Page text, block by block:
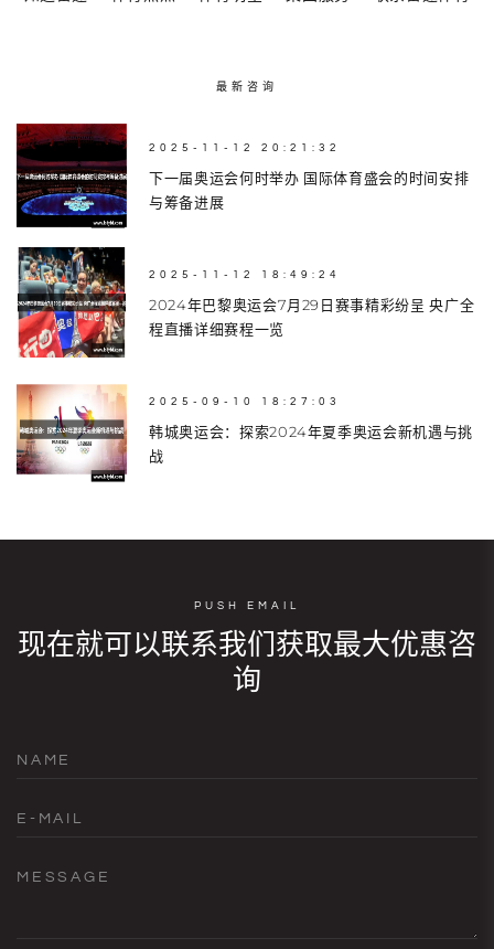
最新咨询
2025-11-12 20:21:32
下一届奥运会何时举办 国际体育盛会的时间安排
与筹备进展
2025-11-12 18:49:24
2024年巴黎奥运会7月29日赛事精彩纷呈 央广全
程直播详细赛程一览
2025-09-10 18:27:03
韩城奥运会：探索2024年夏季奥运会新机遇与挑
战
PUSH EMAIL
现在就可以联系我们获取最大优惠咨
询
NAME
E-MAIL
MESSAGE